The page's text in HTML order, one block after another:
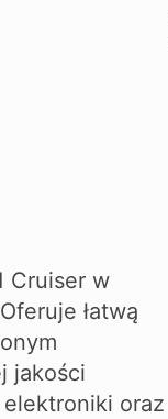
Cruiser w
łatwą
jakości
oraz